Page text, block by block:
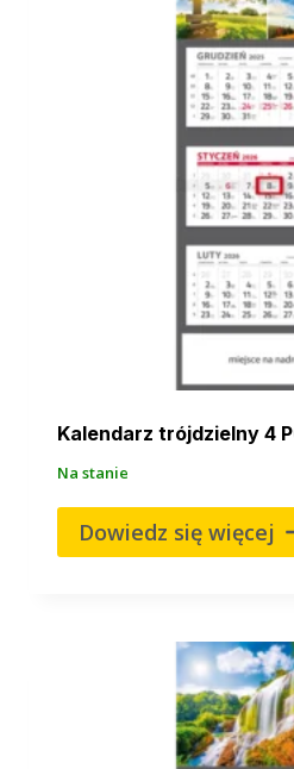
Kalendarz trójdzielny 4
Na stanie
Dowiedz się więcej